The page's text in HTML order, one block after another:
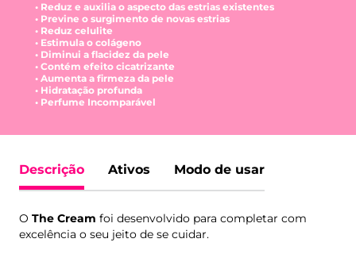
• Reduz e auxilia o aspecto das estrias existentes
• Previne o surgimento de novas estrias
• Reduz celulite
• Estimula o colágeno
• Diminui a flacidez da pele
• Contém efeito cicatrizante
• Aumenta a firmeza da pele
• Hidratação profunda
• Perfume Incomparável
Descrição Ativos Modo de usar
O The Cream foi desenvolvido para completar com
excelência o seu jeito de se cuidar.